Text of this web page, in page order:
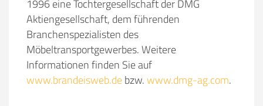
1996 eine Tochtergesellschaft der DMG
Aktiengesellschaft, dem führenden
Branchenspezialisten des
Möbeltransportgewerbes. Weitere
Informationen finden Sie auf
www.brandeisweb.debzw.www.dmg-ag.com.